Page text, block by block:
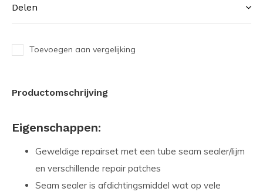
Delen
Toevoegen aan vergelijking
Productomschrijving
Eigenschappen:
Geweldige repairset met een tube seam sealer/lijm
en verschillende repair patches
Seam sealer is afdichtingsmiddel wat op vele